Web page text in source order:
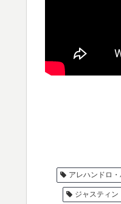
アレハンドロ
ジャスティン